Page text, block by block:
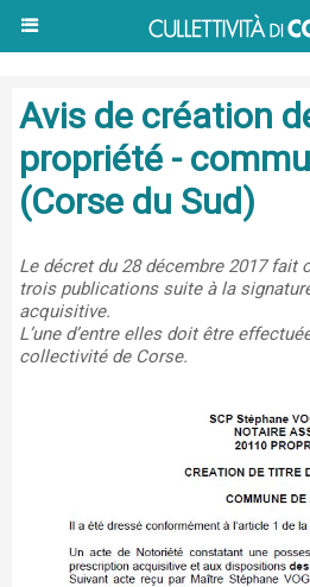
Avis de création
propriété -
(Corse du Sud)
Le décret du 28 décembre 2017 fait
trois publications suite à la
acquisitive.
L’une d’entre elles doit être
collectivité de Corse.